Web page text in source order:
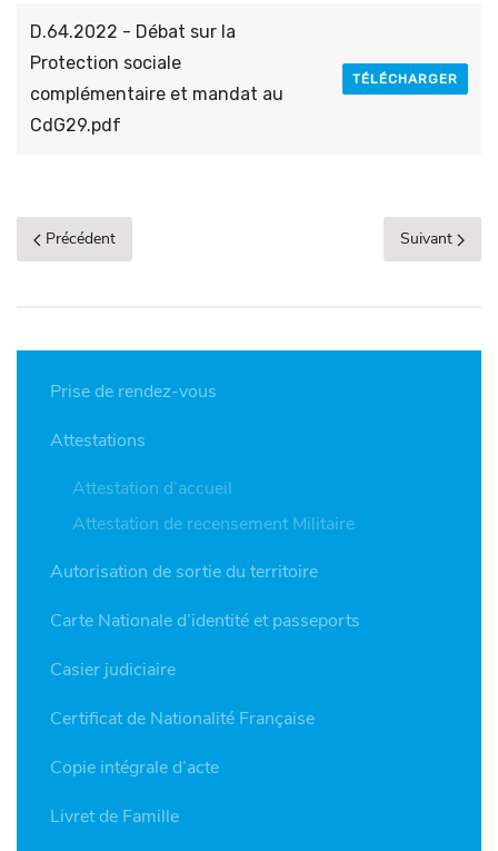
D.64.2022 - Débat sur la
Protection sociale
complémentaire et mandat au
CdG29.pdf
TÉLÉCHARGER
Précédent Suivant
Prise de rendez-vous
Attestations
Attestation d’accueil
Attestation de recensement Militaire
Autorisation de sortie du territoire
Carte Nationale d’identité et passeports
Casier judiciaire
Certificat de Nationalité Française
Copie intégrale d’acte
Livret de Famille